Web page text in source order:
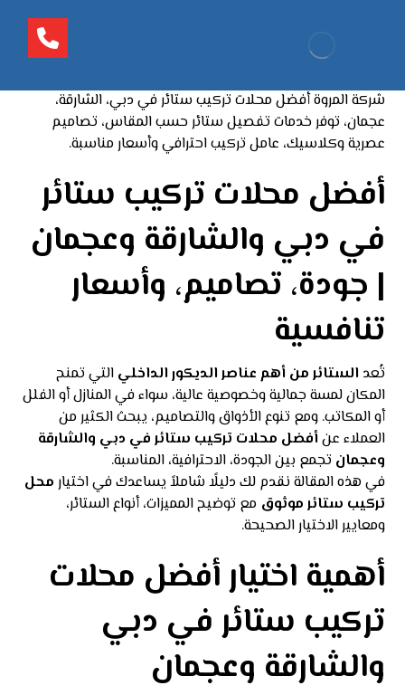
شركة المروة أفضل محلات تركيب ستائر في دبي، الشارقة،
عجمان، توفر خدمات تفصيل ستائر حسب المقاس، تصاميم
عصرية وكلاسيك، عامل تركيب احترافي وأسعار مناسبة.
أفضل محلات تركيب ستائر
في دبي والشارقة وعجمان
| جودة، تصاميم، وأسعار
تنافسية
تُعد الستائر من أهم عناصر الديكور الداخلي التي تمنح
المكان لمسة جمالية وخصوصية عالية، سواء في المنازل أو الفلل
أو المكاتب. ومع تنوع الأذواق والتصاميم، يبحث الكثير من
العملاء عنأفضل محلات تركيب ستائر في دبي والشارقة
وعجمان تجمع بين الجودة، الاحترافية، المناسبة.
في هذه المقالة نقدم لك دليلًا شاملاً يساعدك في اختيار محل
تركيب ستائر موثوق مع توضيح المميزات، أنواع الستائر،
ومعايير الاختيار الصحيحة.
أهمية اختيار أفضل محلات
تركيب ستائر في دبي
والشارقة وعجمان